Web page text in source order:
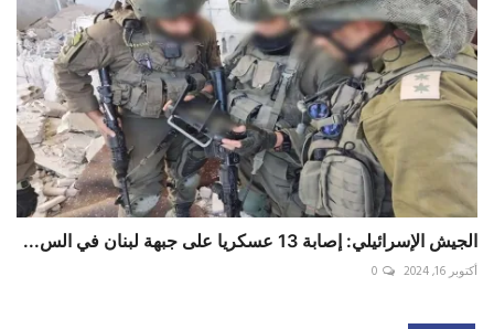
الجيش الإسرائيلي: إصابة 13 عسكريا على جبهة لبنان في الس...
أكتوبر 16, 2024 0